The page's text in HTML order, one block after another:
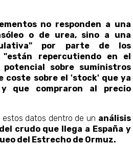
no responden a una
o de urea, sino a una
por parte de los
"están repercutiendo en el
sobre suministros
coste sobre el 'stock' que ya
que compraron al precio
estos datos dentro de un análisis
crudo que llega a España y
del Estrecho de Ormuz.